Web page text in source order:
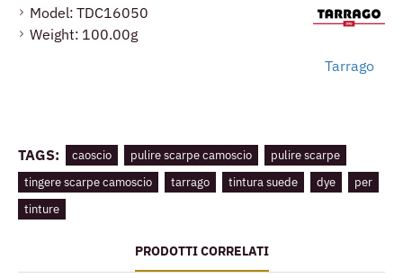
Model: TDC16050
Weight: 100.00g
Tarrago
TAGS: caoscio pulire scarpe camoscio
pulire scarpe
tingere scarpe camoscio
tarrago tintura suede dye
per
tinture
PRODOTTI CORRELATI